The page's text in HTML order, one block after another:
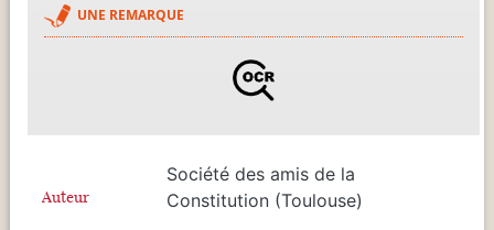
UNE REMARQUE
Auteur
Société des amis de la
Constitution (Toulouse)